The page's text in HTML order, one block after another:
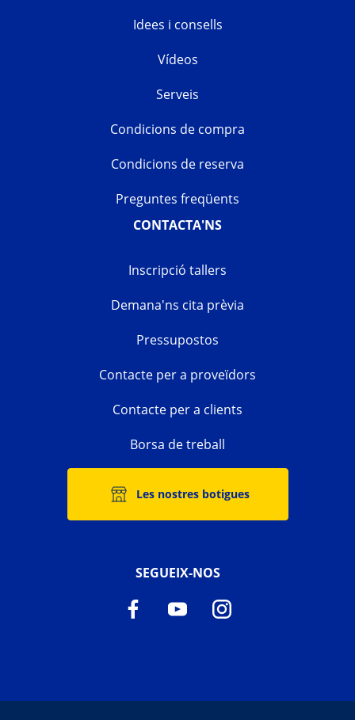
Idees i consells
Vídeos
Serveis
Condicions de compra
Condicions de reserva
Preguntes freqüents
CONTACTA'NS
Inscripció tallers
Demana'ns cita prèvia
Pressupostos
Contacte per a proveïdors
Contacte per a clients
Borsa de treball
Les nostres botigues
SEGUEIX-NOS